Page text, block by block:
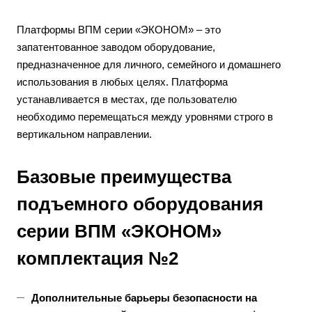
Платформы ВПМ серии «ЭКОНОМ» – это
запатентованное заводом оборудование,
предназначенное для личного, семейного и домашнего
использования в любых целях. Платформа
устанавливается в местах, где пользователю
необходимо перемещаться между уровнями строго в
вертикальном направлении.
Базовые преимущества
подъемного оборудования
серии ВПМ «ЭКОНОМ»
комплектация №2
Дополнительные барьеры безопасности на